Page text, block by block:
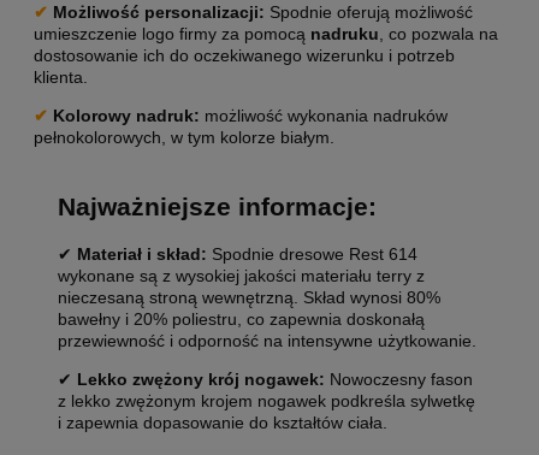
✔ Możliwość personalizacji: Spodnie oferują możliwość
umieszczenie logo firmy za pomocą nadruku , co pozwala na
dostosowanie ich do oczekiwanego wizerunku i potrzeb
klienta.
✔ Kolorowy nadruk: możliwość wykonania nadruków
pełnokolorowych, w tym kolorze białym.
Najważniejsze informacje:
✔ Materiał i skład: Spodnie dresowe Rest 614
wykonane są z wysokiej jakości materiału terry z
nieczesaną stroną wewnętrzną. Skład wynosi 80%
bawełny i 20% poliestru, co zapewnia doskonałą
przewiewność i odporność na intensywne użytkowanie.
✔ Lekko zwężony krój nogawek: Nowoczesny fason
z lekko zwężonym krojem nogawek podkreśla sylwetkę
i zapewnia dopasowanie do kształtów ciała.